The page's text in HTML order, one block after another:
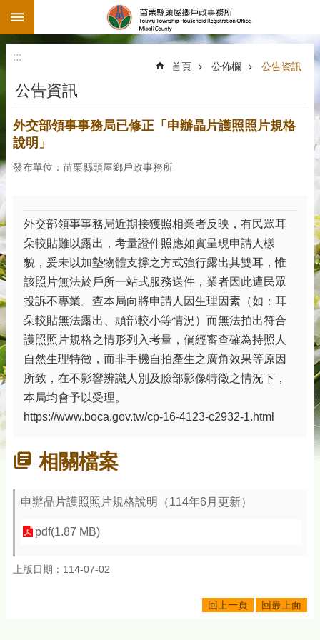
跳到主要內容區塊
:::
首頁 公佈欄 公告資訊
公告資訊
外交部領事事務局已修正「申辦晶片護照照片規格
說明」
發布單位：苗栗縣頭屋鄉戶政事務所
外交部領事事務局近期接獲照相業者反映，有民眾耳
朵較貼難以露出，考量證件照應如實呈現申請人樣
貌，爰未以加墊物體支撐之方式強行露出其雙耳，惟
該照片無法於戶所一站式服務送件，業者因此遭民眾
投訴不專業。查本局向將申請人因生理因素（如：耳
朵較貼無法露出、頭部較小等情況）而無法拍出符合
護照照片規格之情形列入考量，倘經審查確為持照人
自然生理特徵，而非手機自拍產生之廣角效果等原因
所致，在不影響辨識人別及臉部影像特徵之情況下，
本局均會予以受理。
https://www.boca.gov.tw/cp-16-4123-c2932-1.html
相關檔案
申辦晶片護照照片規格說明（114年6月更新）
pdf(1.87 MB)
上版日期：114-07-02
回上一頁 回最上面